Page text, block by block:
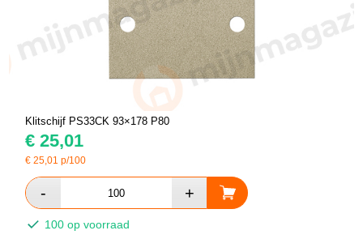
Klitschijf PS33CK 93×178 P80
€ 25,01
€25,01 p/100
100 op voorraad